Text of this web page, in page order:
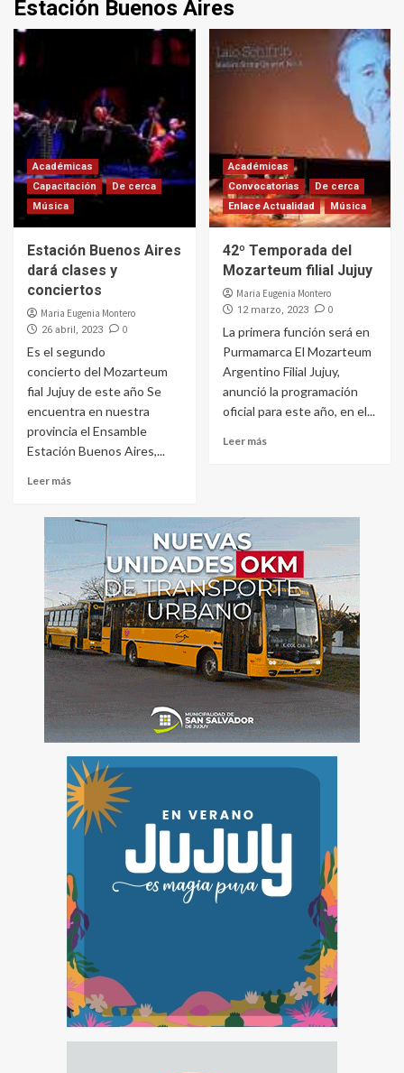
Estación Buenos Aires
Académicas
Capacitación
De cerca
Música
Estación Buenos Aires
dará clases y
conciertos
Maria Eugenia Montero
26 abril, 2023 0
Es el segundo
concierto del Mozarteum
fial Jujuy de este año Se
encuentra en nuestra
provincia el Ensamble
Estación Buenos Aires,...
Leer más
Académicas
Convocatorias
De cerca
Enlace Actualidad
Música
42º Temporada del
Mozarteum filial Jujuy
Maria Eugenia Montero
12 marzo, 2023 0
La primera función será en
Purmamarca El Mozarteum
Argentino Filial Jujuy,
anunció la programación
oficial para este año, en el...
Leer más